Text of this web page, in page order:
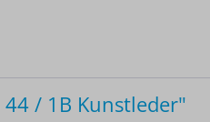
/ 1B Kunstleder"